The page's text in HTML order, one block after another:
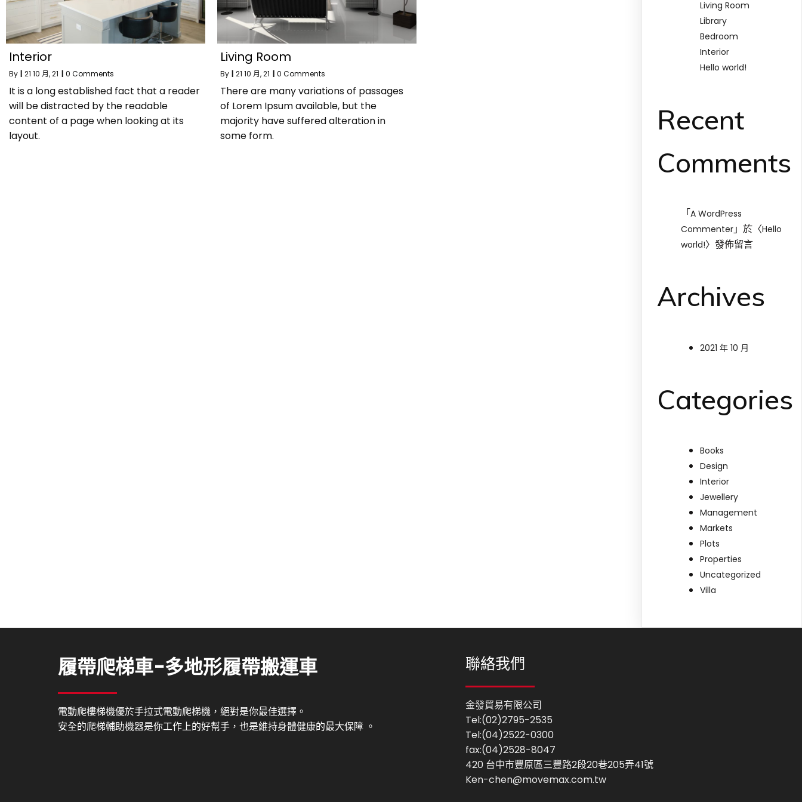
Interior
By | 21 10 月, 21 | 0 Comments
It is a long established fact that a reader
will be distracted by the readable
content of a page when looking at its
layout.
Living Room
By | 21 10 月, 21 | 0 Comments
There are many variations of passages
of Lorem Ipsum available, but the
majority have suffered alteration in
some form.
Living Room
Library
Bedroom
Interior
Hello world!
Recent
Comments
「A WordPress
Commenter 」於〈Hello
world!〉發佈留言
Archives
2021 年 10 月
Categories
Books
Design
Interior
Jewellery
Management
Markets
Plots
Properties
Uncategorized
Villa
履帶爬梯車-多地形履帶搬運車
電動爬樓梯機優於手拉式電動爬梯機，絕對是你最佳選擇。
安全的爬梯輔助機器是你工作上的好幫手，也是維持身體健康的最大保障 。
聯絡我們
金發貿易有限公司
Tel:(02)2795-2535
Tel:(04)2522-0300
fax:(04)2528-8047
420 台中市豐原區三豐路2段20巷205弄41號
Ken-chen@movemax.com.tw